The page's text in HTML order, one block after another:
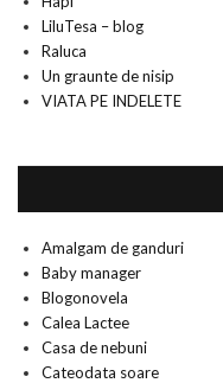
LiluTesa – blog
Raluca
Un graunte de nisip
VIATA PE INDELETE
Amalgam de ganduri
Baby manager
Blogonovela
Calea Lactee
Casa de nebuni
Cateodata soare